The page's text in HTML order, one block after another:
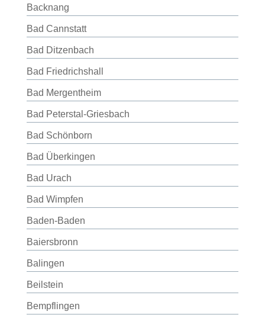
Backnang
Bad Cannstatt
Bad Ditzenbach
Bad Friedrichshall
Bad Mergentheim
Bad Peterstal-Griesbach
Bad Schönborn
Bad Überkingen
Bad Urach
Bad Wimpfen
Baden-Baden
Baiersbronn
Balingen
Beilstein
Bempflingen